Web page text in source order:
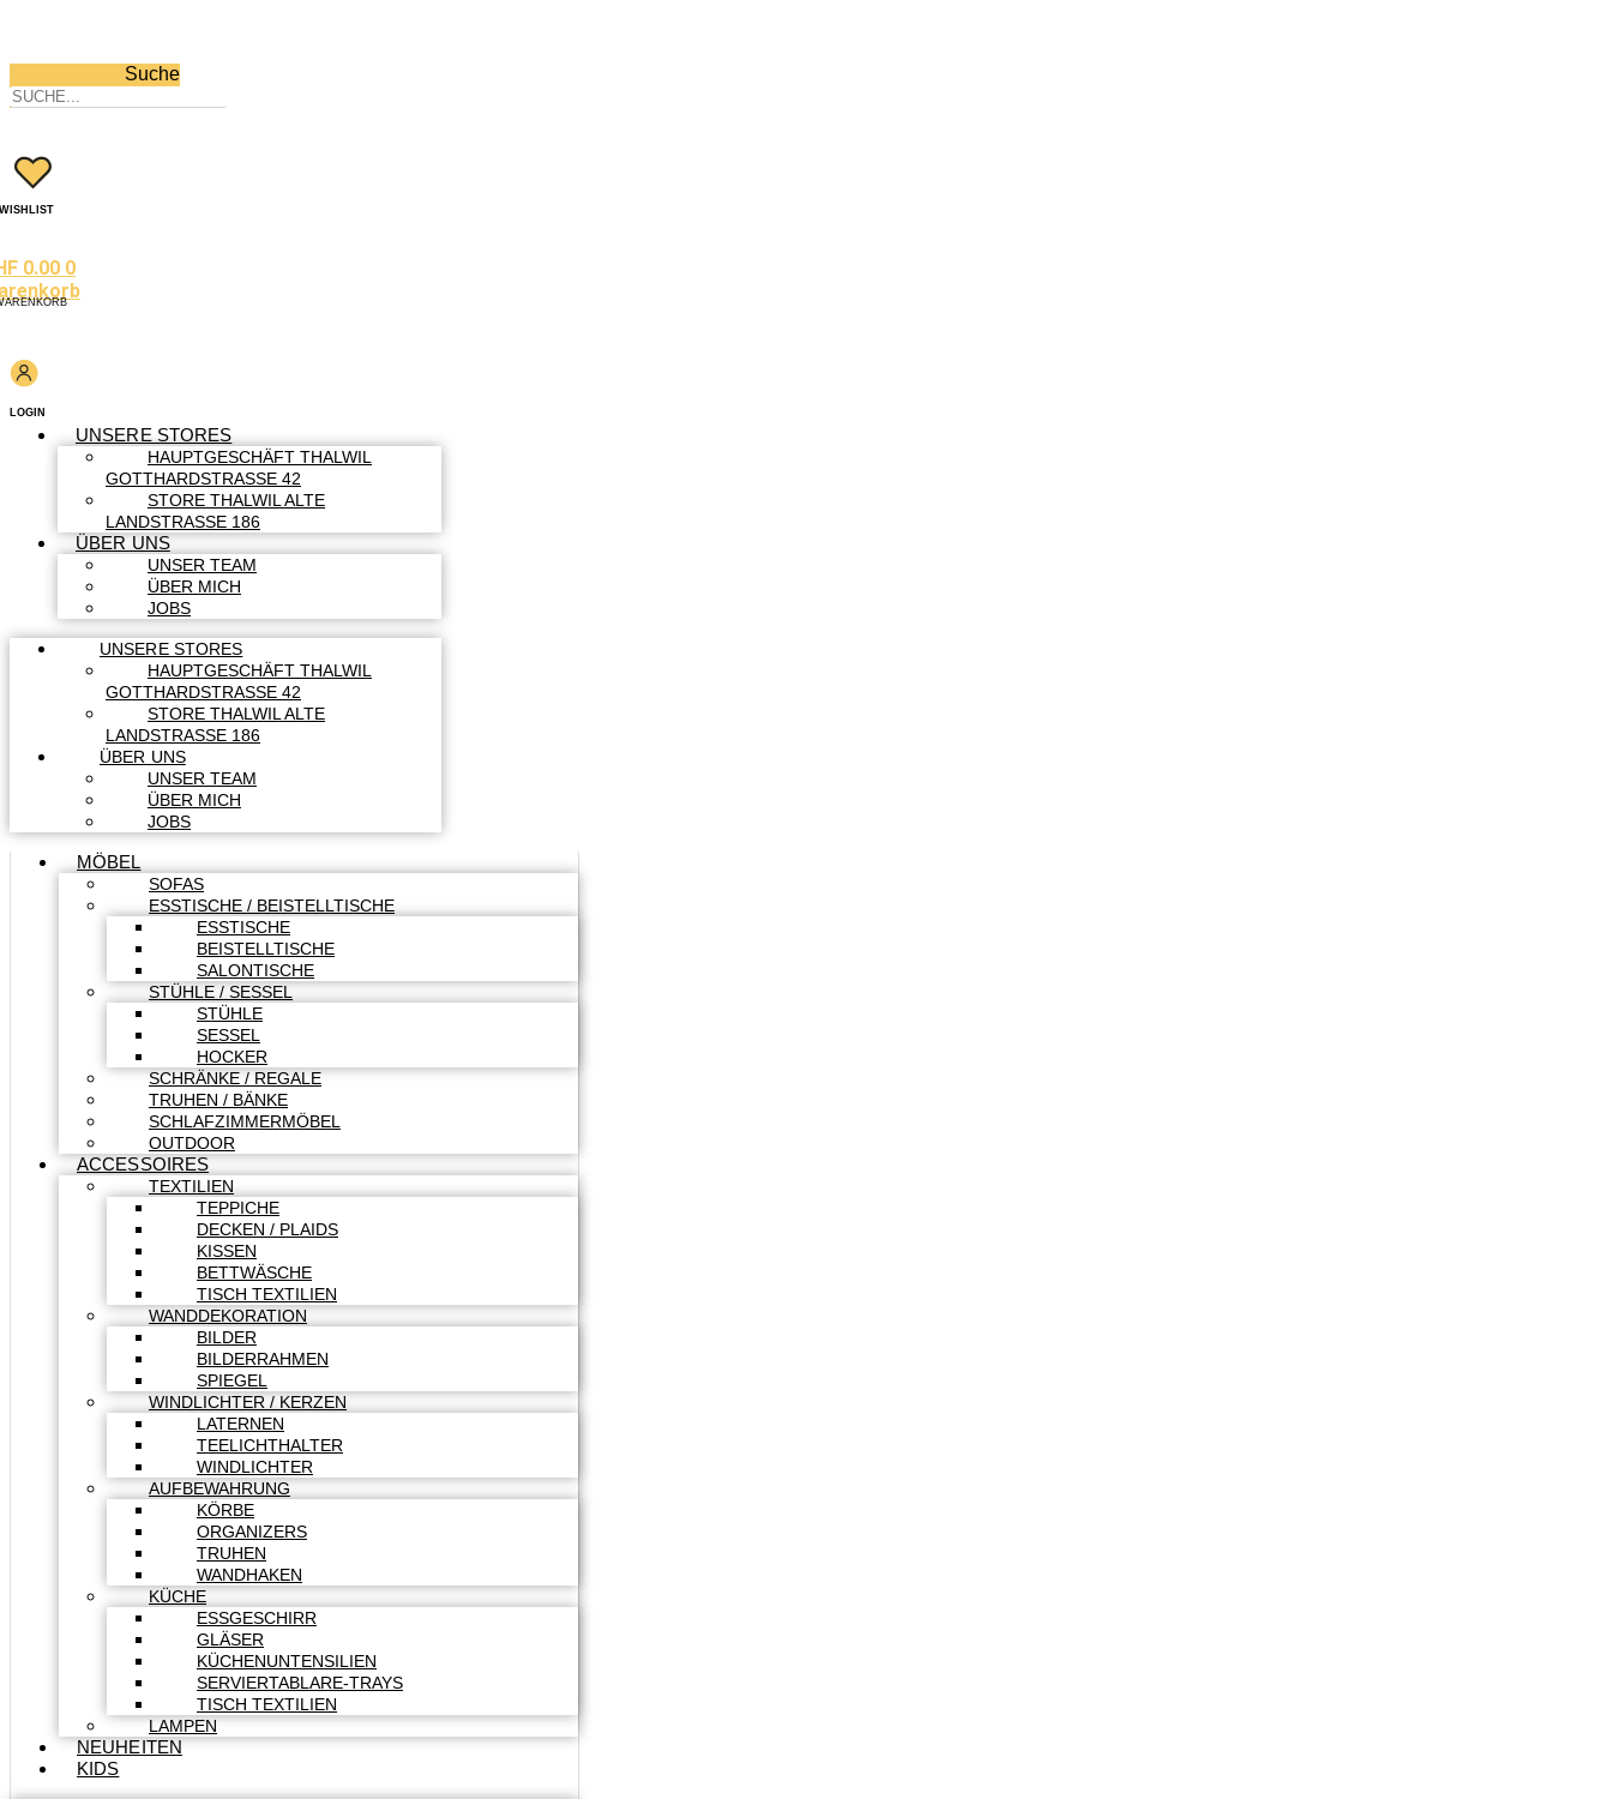
Suche
WISHLIST
0.00 0
LOGIN
UNSERE STORES
HAUPTGESCHÄFT THALWIL
GOTTHARDSTRASSE 42
STORE THALWIL ALTE
LANDSTRASSE 186
ÜBER UNS
UNSER TEAM
ÜBER MICH
JOBS
UNSERE STORES
HAUPTGESCHÄFT THALWIL
GOTTHARDSTRASSE 42
STORE THALWIL ALTE
LANDSTRASSE 186
ÜBER UNS
UNSER TEAM
ÜBER MICH
JOBS
MÖBEL
SOFAS
ESSTISCHE / BEISTELLTISCHE
ESSTISCHE
BEISTELLTISCHE
SALONTISCHE
STÜHLE / SESSEL
STÜHLE
SESSEL
HOCKER
SCHRÄNKE / REGALE
TRUHEN / BÄNKE
SCHLAFZIMMERMÖBEL
OUTDOOR
ACCESSOIRES
TEXTILIEN
TEPPICHE
DECKEN / PLAIDS
KISSEN
BETTWÄSCHE
TISCH TEXTILIEN
WANDDEKORATION
BILDER
BILDERRAHMEN
SPIEGEL
WINDLICHTER / KERZEN
LATERNEN
TEELICHTHALTER
WINDLICHTER
AUFBEWAHRUNG
KÖRBE
ORGANIZERS
TRUHEN
WANDHAKEN
KÜCHE
ESSGESCHIRR
GLÄSER
KÜCHENUNTENSILIEN
SERVIERTABLARE-TRAYS
TISCH TEXTILIEN
LAMPEN
NEUHEITEN
KIDS